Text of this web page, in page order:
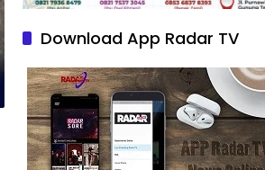
Download App Radar TV